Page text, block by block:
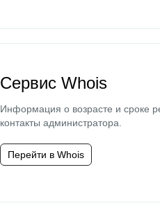
Сервис Whois
Информация о возрасте и сроке
контакты администратора.
Перейти в Whois